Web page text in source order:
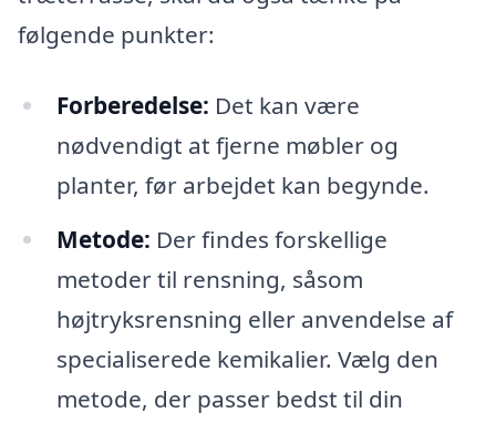
følgende punkter:
Forberedelse: Det kan være
nødvendigt at fjerne møbler og
planter, før arbejdet kan begynde.
Metode: Der findes forskellige
metoder til rensning, såsom
højtryksrensning eller anvendelse af
specialiserede kemikalier. Vælg den
metode, der passer bedst til din